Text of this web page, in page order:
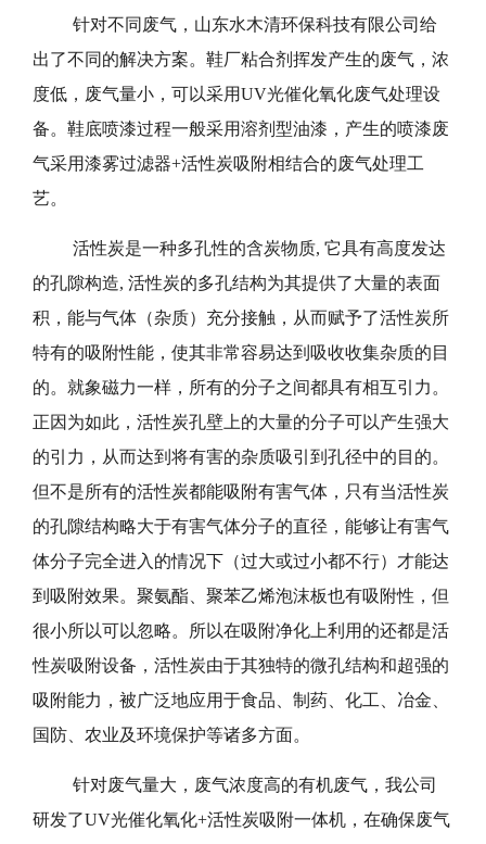
针对不同废气，山东水木清环保科技有限公司给
出了不同的解决方案。鞋厂粘合剂挥发产生的废气，浓
度低，废气量小，可以采用UV光催化氧化废气处理设
备。鞋底喷漆过程一般采用溶剂型油漆，产生的喷漆废
气采用漆雾过滤器+活性炭吸附相结合的废气处理工
艺。
活性炭是一种多孔性的含炭物质, 它具有高度发达
的孔隙构造, 活性炭的多孔结构为其提供了大量的表面
积，能与气体（杂质）充分接触，从而赋予了活性炭所
特有的吸附性能，使其非常容易达到吸收收集杂质的目
的。就象磁力一样，所有的分子之间都具有相互引力。
正因为如此，活性炭孔壁上的大量的分子可以产生强大
的引力，从而达到将有害的杂质吸引到孔径中的目的。
但不是所有的活性炭都能吸附有害气体，只有当活性炭
的孔隙结构略大于有害气体分子的直径，能够让有害气
体分子完全进入的情况下（过大或过小都不行）才能达
到吸附效果。聚氨酯、聚苯乙烯泡沫板也有吸附性，但
很小所以可以忽略。所以在吸附净化上利用的还都是活
性炭吸附设备，活性炭由于其独特的微孔结构和超强的
吸附能力，被广泛地应用于食品、制药、化工、冶金、
国防、农业及环境保护等诸多方面。
针对废气量大，废气浓度高的有机废气，我公司
研发了UV光催化氧化+活性炭吸附一体机，在确保废气